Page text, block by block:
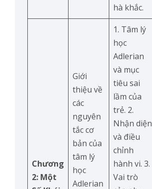
hà khắc.
Chương
2: Một
Giới
thiệu về
các
nguyên
tắc cơ
bản của
tâm lý
học
Adlerian
1. Tâm lý
học
Adlerian
và mục
tiêu sai
lầm của
trẻ. 2.
Nhận diện
và điều
chỉnh
hành vi. 3.
Vai trò